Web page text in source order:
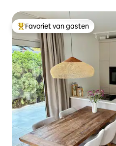
Topfavoriet van gasten
Favoriet van gasten